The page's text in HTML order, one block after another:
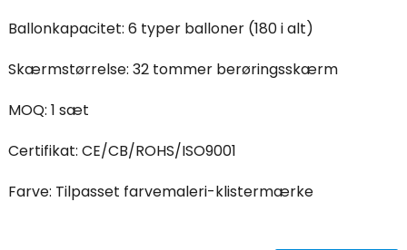
Ballonkapacitet: 6 typer balloner (180 i alt)
Skærmstørrelse: 32 tommer berøringsskærm
MOQ: 1 sæt
Certifikat: CE/CB/ROHS/ISO9001
Farve: Tilpasset farvemaleri-klistermærke